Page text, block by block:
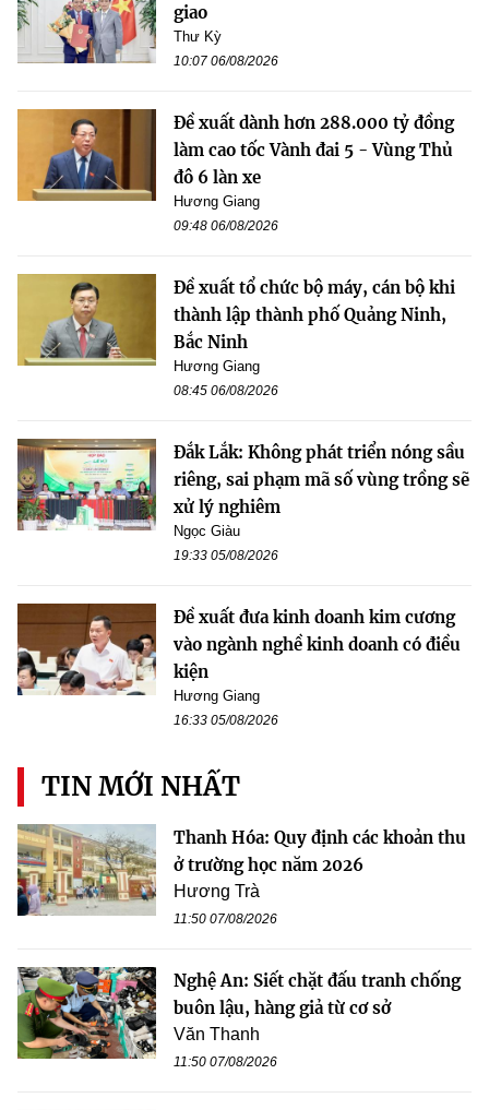
giao
Thư Kỳ
10:07 06/08/2026
Đề xuất dành hơn 288.000 tỷ đồng
làm cao tốc Vành đai 5 - Vùng Thủ
đô 6 làn xe
Hương Giang
09:48 06/08/2026
Đề xuất tổ chức bộ máy, cán bộ khi
thành lập thành phố Quảng Ninh,
Bắc Ninh
Hương Giang
08:45 06/08/2026
Đắk Lắk: Không phát triển nóng sầu
riêng, sai phạm mã số vùng trồng sẽ
xử lý nghiêm
Ngọc Giàu
19:33 05/08/2026
Đề xuất đưa kinh doanh kim cương
vào ngành nghề kinh doanh có điều
kiện
Hương Giang
16:33 05/08/2026
TIN MỚI NHẤT
Thanh Hóa: Quy định các khoản thu
ở trường học năm 2026
Hương Trà
11:50 07/08/2026
Nghệ An: Siết chặt đấu tranh chống
buôn lậu, hàng giả từ cơ sở
Văn Thanh
11:50 07/08/2026